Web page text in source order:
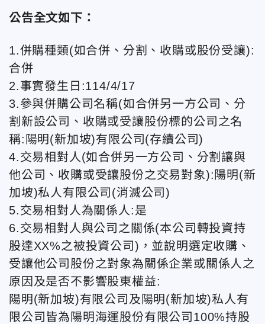
公告全文如下：
1.併購種類(如合併、分割、收購或股份受讓):
合併
2.事實發生日:114/4/17
3.參與併購公司名稱(如合併另一方公司、分
割新設公司、收購或受讓股份標的公司之名
稱:陽明(新加坡)有限公司(存續公司)
4.交易相對人(如合併另一方公司、分割讓與
他公司、收購或受讓股份之交易對象):陽明(新
加坡)私人有限公司(消滅公司)
5.交易相對人為關係人:是
6.交易相對人與公司之關係(本公司轉投資持
股達XX%之被投資公司)，並說明選定收購、
受讓他公司股份之對象為關係企業或關係人之
原因及是否不影響股東權益:
陽明(新加坡)有限公司及陽明(新加坡)私人有
限公司皆為陽明海運股份有限公司100%持股